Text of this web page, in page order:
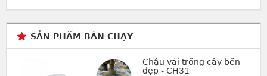
SẢN PHẨM BÁN CHẠY
Chậu vải trồng cây bền
đẹp - CH31